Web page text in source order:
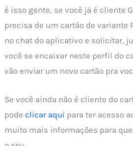
é isso gente, se você já é cliente
precisa de um cartão de variante
no chat do aplicativo e solicitar,
você se encaixar neste perfil do
vão enviar um novo cartão pra
Se você ainda não é cliente do
podeclicar aqui para ter acesso
muito mais informações para